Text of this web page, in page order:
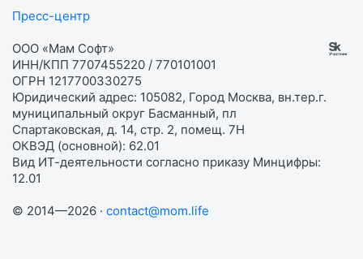
Пресс-центр
ООО «Мам Софт»
ИНН/КПП 7707455220 / 770101001
ОГРН 1217700330275
Юридический адрес: 105082, Город Москва, вн.тер.г.
муниципальный округ Басманный, пл
Спартаковская, д. 14, стр. 2, помещ. 7Н
ОКВЭД (основной): 62.01
Вид ИТ-деятельности согласно приказу Минцифры:
12.01
© 2014—2026 · contact@mom.life